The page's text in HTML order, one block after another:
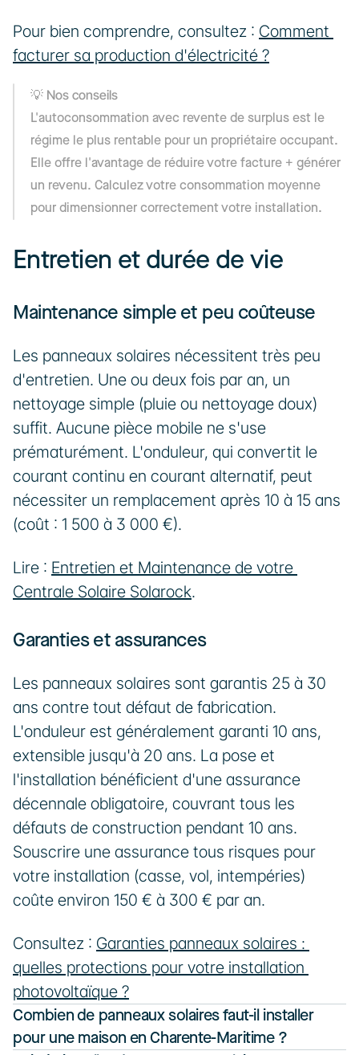
Pour bien comprendre, consultez : Comment
facturer sa production d'électricité ?
💡 Nos conseils
L'autoconsommation avec revente de surplus est le
régime le plus rentable pour un propriétaire occupant.
Elle offre l'avantage de réduire votre facture + générer
un revenu. Calculez votre consommation moyenne
pour dimensionner correctement votre installation.
Entretien et durée de vie
Maintenance simple et peu coûteuse
Les panneaux solaires nécessitent très peu
d'entretien. Une ou deux fois par an, un
nettoyage simple (pluie ou nettoyage doux)
suffit. Aucune pièce mobile ne s'use
prématurément. L'onduleur, qui convertit le
courant continu en courant alternatif, peut
nécessiter un remplacement après 10 à 15 ans
(coût : 1 500 à 3 000 €).
Lire : Entretien et Maintenance de votre
Centrale Solaire Solarock.
Garanties et assurances
Les panneaux solaires sont garantis 25 à 30
ans contre tout défaut de fabrication.
L'onduleur est généralement garanti 10 ans,
extensible jusqu'à 20 ans. La pose et
l'installation bénéficient d'une assurance
décennale obligatoire, couvrant tous les
défauts de construction pendant 10 ans.
Souscrire une assurance tous risques pour
votre installation (casse, vol, intempéries)
coûte environ 150 € à 300 € par an.
Consultez : Garanties panneaux solaires :
quelles protections pour votre installation
photovoltaïque ?
Combien de panneaux solaires faut-il installer
pour une maison en Charente-Maritime ?